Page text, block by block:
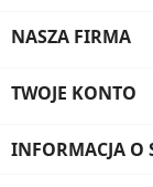
NASZA FIRMA
TWOJE KONTO
INFORMACJA O